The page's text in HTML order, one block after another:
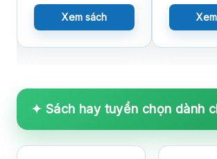
Xem sách
✦ Sách hay tuyển chọn dành